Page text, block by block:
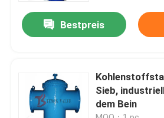
Fordern Sie ein Zitat
Stahlguss Absperrschieber
Rückschlagklappe
Bestpreis
Sieb,
dem Bein